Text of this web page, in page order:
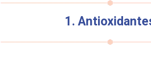
1.